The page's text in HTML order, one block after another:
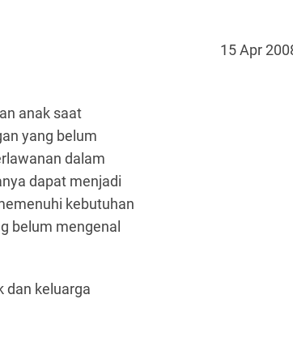
15 Apr
anak saat
yang belum
dalam
dapat menjadi
kebutuhan
belum mengenal
dan keluarga